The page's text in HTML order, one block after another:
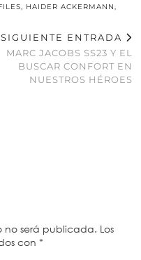
, HAIDER ACKERMANN,
SIGUIENTE ENTRADA
MARC JACOBS SS23 Y EL
BUSCAR CONFORT EN
NUESTROS HÉROES
no será publicada. Los
con *